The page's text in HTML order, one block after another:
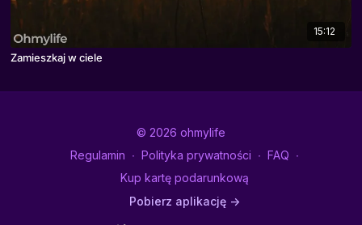
15:12
Zamieszkaj w ciele
© 2026 ohmylife
Regulamin ∙ Polityka prywatności ∙ FAQ ∙
Kup kartę podarunkową
Pobierz aplikację ->